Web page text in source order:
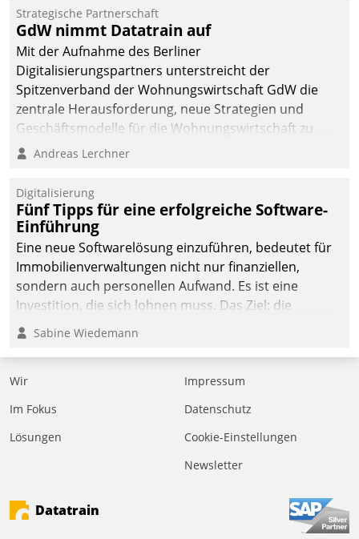
dafür ein Team
bestehend aus
Wohnungsunternehmen
und PropTech.
Strategische Partnerschaft
GdW nimmt Datatrain auf
Mit der Aufnahme des Berliner
Digitalisierungspartners unterstreicht der
Spitzenverband der Wohnungswirtschaft GdW die
zentrale Herausforderung, neue Strategien und
Geschäftsmodelle für die Wohnungswirtschaft zu
entwickeln.
Andreas Lerchner
Digitalisierung
Fünf Tipps für eine erfolgreiche Software-
Einführung
Eine neue Softwarelösung einzuführen, bedeutet für
Immobilienverwaltungen nicht nur finanziellen,
sondern auch personellen Aufwand. Es ist eine
Investition, die sich lohnen muss. Das Ziel: die
nachhaltige Optimierung der Geschäftsabläufe. Damit
dieses Ziel erreicht wird, sollten einige Grundregeln
befolgt werden.
Sabine Wiedemann
Wir
Im Fokus
Lösungen
Impressum
Datenschutz
Cookie-Einstellungen
Newsletter
Datatrain